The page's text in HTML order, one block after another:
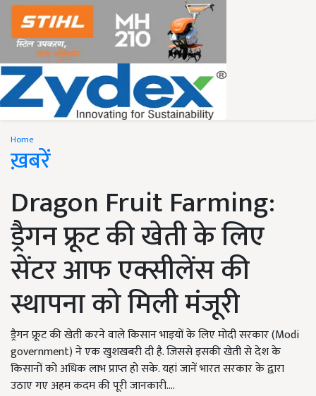
Home
ख़बरें
Dragon Fruit Farming:
ड्रैगन फ्रूट की खेती के लिए
सेंटर आफ एक्सीलेंस की
स्थापना को मिली मंजूरी
ड्रैगन फ्रूट की खेती करने वाले किसान भाइयों के लिए मोदी सरकार (Modi
government) ने एक खुशखबरी दी है. जिससे इसकी खेती से देश के
किसानों को अधिक लाभ प्राप्त हो सके. यहां जानें भारत सरकार के द्वारा
उठाए गए अहम कदम की पूरी जानकारी....